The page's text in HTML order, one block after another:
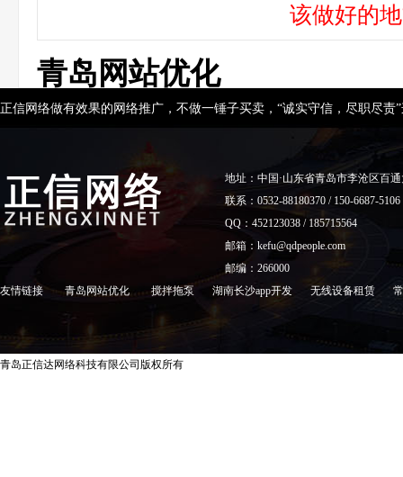
该做好的
青岛网站优化
正信网络做有效果的网络推广，不做一锤子买卖，“诚实守信，尽职尽责
地址：中国·山东省青岛市李沧区百
联系：0532-88180370 / 150-6687-5106
QQ：452123038 / 185715564
邮箱：kefu@qdpeople.com
邮编：266000
友情链接
青岛网站优化 搅拌拖泵 湖南长沙app开发 无线设备租赁
青岛正信达网络科技有限公司版权所有